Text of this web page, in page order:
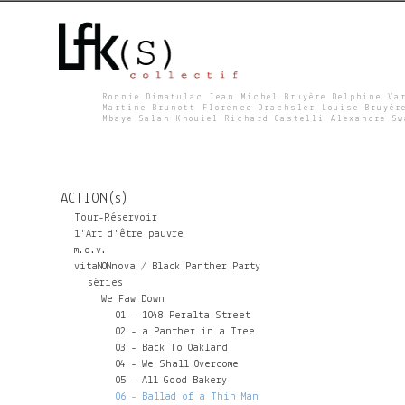
F
K
S
Ronnie Dimatulac Jean Michel Bruyère Delphine
Martine Brunott Florence Drachsler Louise
Mbaye Salah Khouiel Richard Castelli Alexandre
ACTION(s)
Tour-Réservoir
l'Art d'être pauvre
m.o.v.
vitaNONnova / Black Panther Party
séries
We Faw Down
01 - 1048 Peralta Street
02 - a Panther in a Tree
03 - Back To Oakland
04 - We Shall Overcome
05 - All Good Bakery
06 - Ballad of a Thin Man